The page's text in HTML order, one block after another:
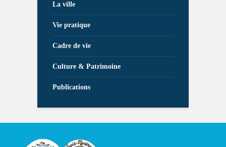
La ville
Vie pratique
Cadre de vie
Culture & Patrimoine
Publications